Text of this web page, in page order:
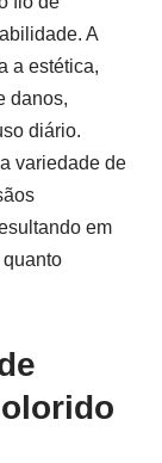
A
a estética,
danos,
diário.
variedade de
em